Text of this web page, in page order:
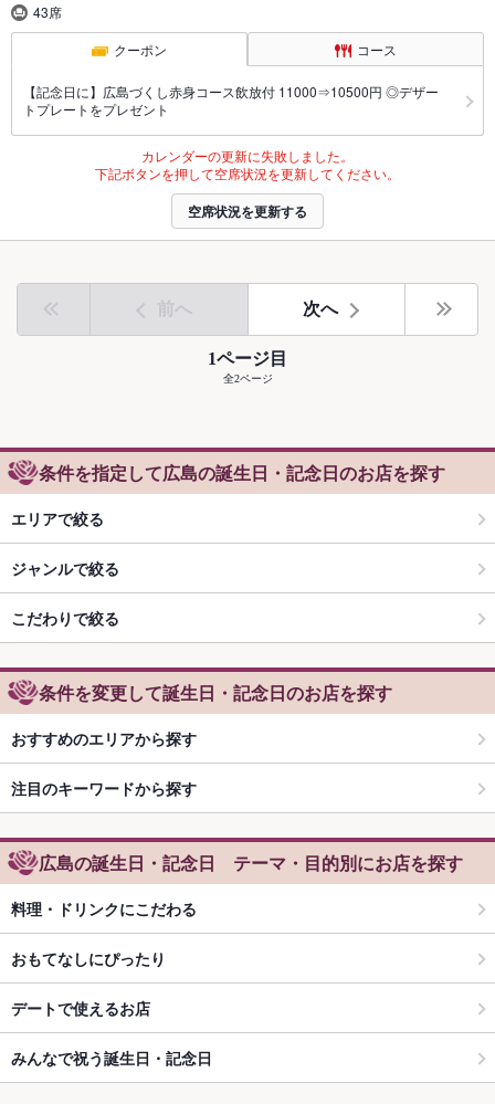
43席
クーポン コース
【記念日に】広島づくし赤身コース飲放付 11000⇒10500円 ◎デザー
トプレートをプレゼント
カレンダーの更新に失敗しました。
下記ボタンを押して空席状況を更新してください。
空席状況を更新する
前へ 次へ
1ページ目
全2ページ
条件を指定して広島の誕生日・記念日のお店を探す
エリアで絞る
ジャンルで絞る
こだわりで絞る
条件を変更して誕生日・記念日のお店を探す
おすすめのエリアから探す
注目のキーワードから探す
広島の誕生日・記念日 テーマ・目的別にお店を探す
料理・ドリンクにこだわる
おもてなしにぴったり
デートで使えるお店
みんなで祝う誕生日・記念日